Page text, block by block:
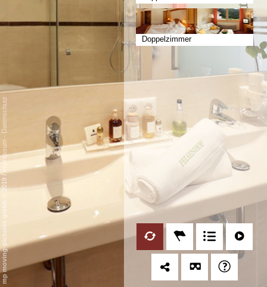
Doppelzimmer
mp moving-pictures gmbh © 2019
/
Impressum
-
Datenschutz